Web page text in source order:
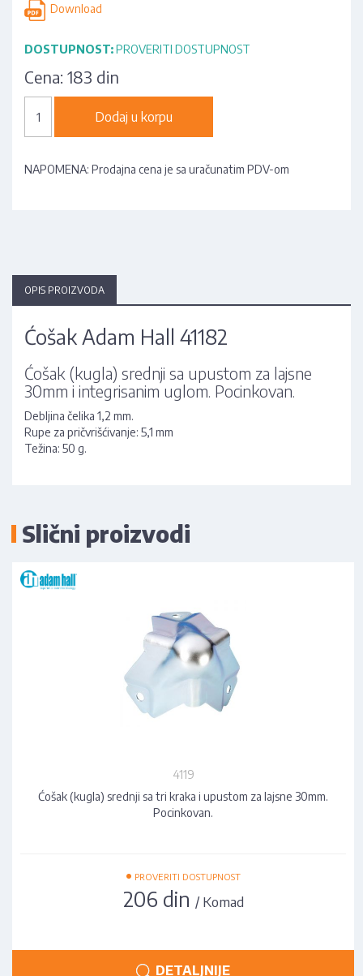
Download
DOSTUPNOST:PROVERITI DOSTUPNOST
Cena: 183 din
Dodaj u korpu
NAPOMENA: Prodajna cena je sa uračunatim PDV-om
OPIS PROIZVODA
Ćošak Adam Hall 41182
Ćošak (kugla) srednji sa upustom za lajsne
30mm i integrisanim uglom. Pocinkovan.
Debljina čelika 1,2 mm.
Rupe za pričvrišćivanje: 5,1 mm
Težina: 50 g.
Slični proizvodi
4119
Ćošak (kugla) srednji sa tri kraka i upustom za lajsne 30mm.
Pocinkovan.
• PROVERITI DOSTUPNOST
206 din / Komad
DETALJNIJE